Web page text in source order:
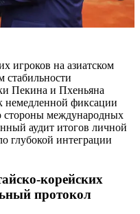
игроков на азиатском
стабильности
Пекина и Пхеньяна
немедленной фиксации
стороны международных
аудит итогов личной
глубокой интеграции
корейских
протокол